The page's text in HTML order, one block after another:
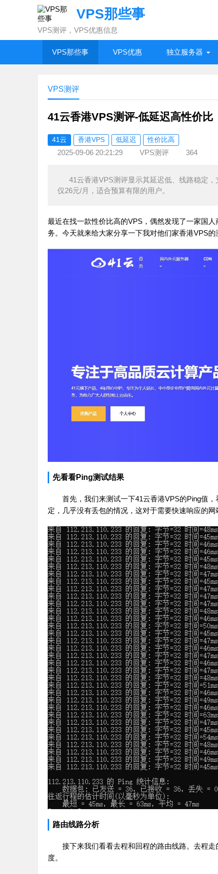
VPS那些事
VPS测评，VPS优惠信息
VPS那些事 VPS优惠 独立服务器
VPS测评
41云香港VPS测评-低延迟高性价比
41云 香港VPS 低延迟 性价比高
2025-09-06 20:21:29 VPS测评 364
41云香港VPS测评显示其延迟低、线路稳定
仅26元/月，适合预算有限的用户。
最近在找一款性价比高的VPS，偶然发现了一家国
务。今天就来给大家分享一下我对他们家香港VPS
先看看Ping测试结果
首先，我们来测试一下41云香港VPS的Ping值
定，几乎没有丢包的情况，这对于需要快速响应的
路由线路分析
接下来我们看看去程和回程的路由线路。去程
度。